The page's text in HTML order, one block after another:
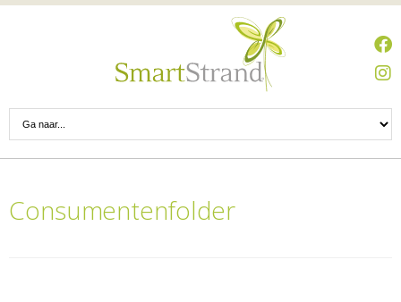
Consumentenfolder